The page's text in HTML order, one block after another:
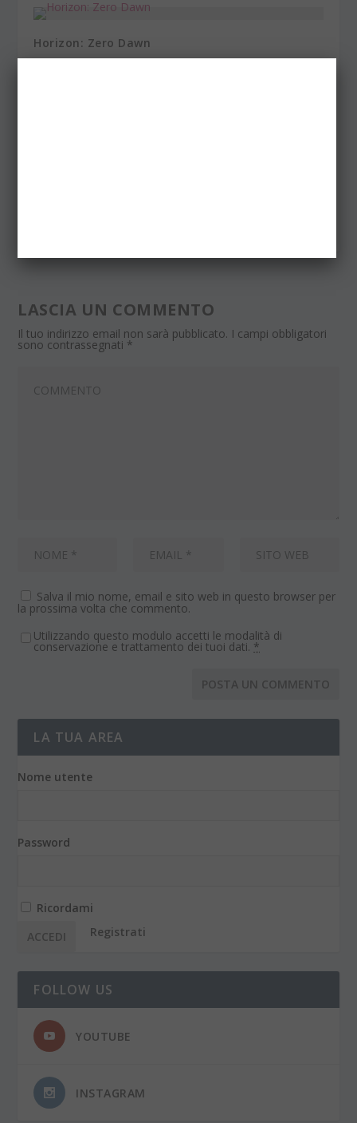
Horizon: Zero Dawn
24 Ottobre 2016
LASCIA UN COMMENTO
Il tuo indirizzo email non sarà pubblicato. I campi obbligatori
sono contrassegnati *
Salva il mio nome, email e sito web in questo browser per
la prossima volta che commento.
Utilizzando questo modulo accetti le modalità di
conservazione e trattamento dei tuoi dati. *
LA TUA AREA
Nome utente
Password
Ricordami
Registrati
FOLLOW US
YOUTUBE
INSTAGRAM